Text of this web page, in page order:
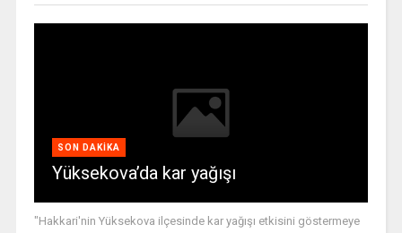
SON DAKIKA
Yüksekova’da kar yağışı
"Hakkari'nin Yüksekova ilçesinde kar yağışı etkisini göstermeye